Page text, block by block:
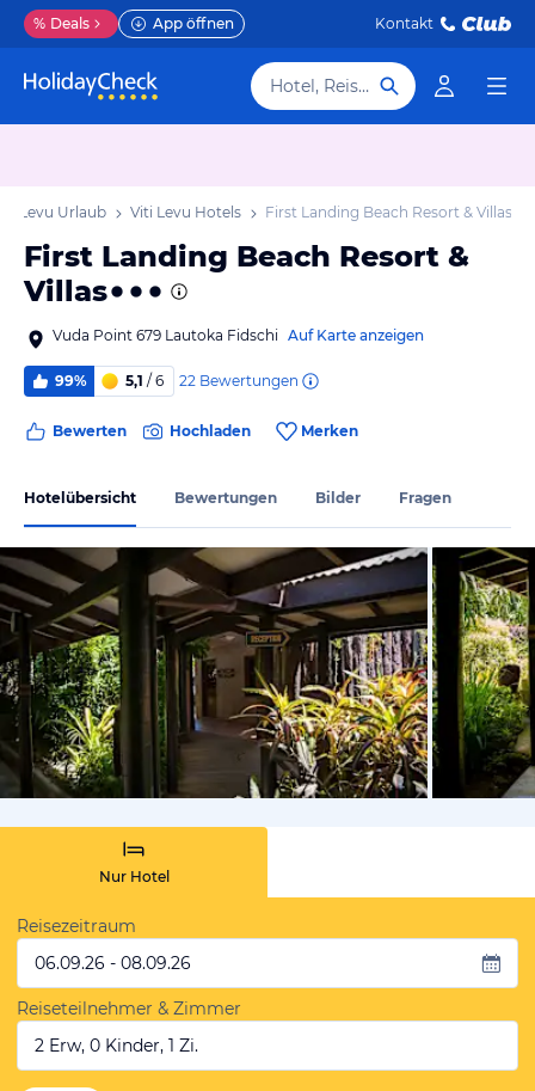
% Deals App öffnen Kontakt
Hotel, Reiseziel
Levu Urlaub Viti Levu Hotels First Landing Beach Resort & Villas
First Landing Beach Resort &
Villas
Vuda Point 679 Lautoka Fidschi Auf Karte anzeigen
99% 5,1 / 6 22 Bewertungen
Bewerten Hochladen Merken
Hotelübersicht Bewertungen Bilder Fragen
von
Nur Hotel
Reisezeitraum
06.09.26 - 08.09.26
Reiseteilnehmer & Zimmer
2 Erw, 0 Kinder, 1 Zi.